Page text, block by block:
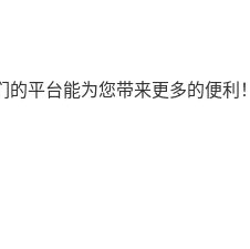
平台能为您带来更多的便利！